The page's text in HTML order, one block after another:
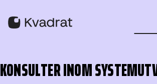
KONSULTER INOM